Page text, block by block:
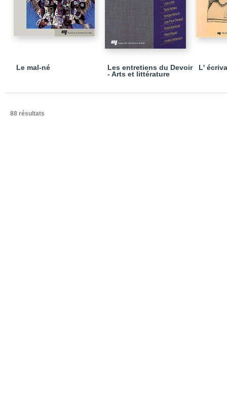
Le mal-né
Les entretiens du Devoir
- Arts et littérature
L'
88 résultats